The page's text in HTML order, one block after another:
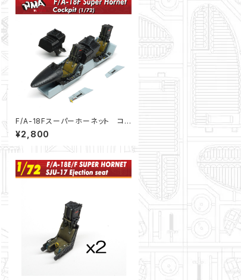
F/A-18Fスーパーホーネット コク
ピット（1/72）
¥2,800